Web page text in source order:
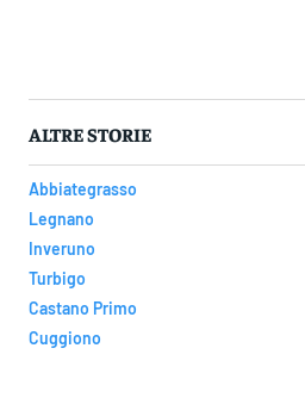
ALTRE STORIE
Abbiategrasso
Legnano
Inveruno
Turbigo
Castano Primo
Cuggiono